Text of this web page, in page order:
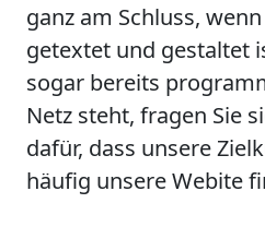
ganz am Schluss,
getextet und gestaltet
sogar bereits
Netz steht, fragen Sie
dafür, dass unsere
häufig unsere Webite